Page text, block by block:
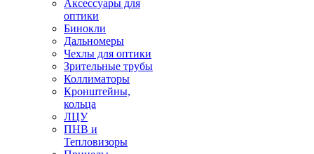
Аксессуары для
оптики
Бинокли
Дальномеры
Чехлы для оптики
Зрительные трубы
Коллиматоры
Кронштейны,
кольца
ЛЦУ
ПНВ и
Тепловизоры